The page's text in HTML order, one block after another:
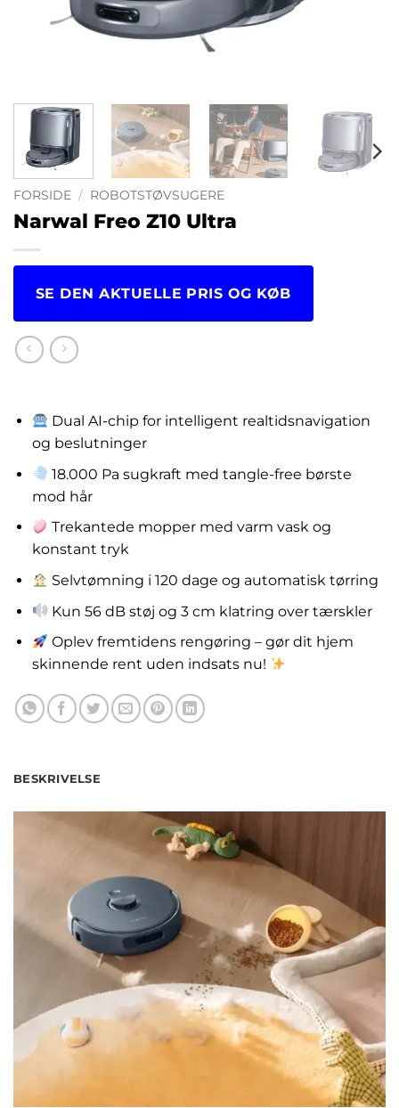
FORSIDE / ROBOTSTØVSUGERE
Narwal Freo Z10 Ultra
SE DEN AKTUELLE PRIS OG KØB
Dual AI-chip for intelligent realtidsnavigation
og beslutninger
18.000 Pa sugkraft med tangle-free børste
mod hår
Trekantede mopper med varm vask og
konstant tryk
Selvtømning i 120 dage og automatisk tørring
Kun 56 dB støj og 3 cm klatring over tærskler
Oplev fremtidens rengøring – gør dit hjem
skinnende rent uden indsats nu!
BESKRIVELSE